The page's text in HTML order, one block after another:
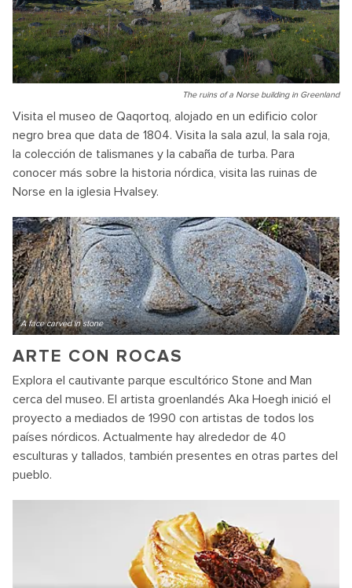
The ruins of a Norse building in Greenland
Visita el museo de Qaqortoq, alojado en un edificio color
negro brea que data de 1804. Visita la sala azul, la sala roja,
la colección de talismanes y la cabaña de turba. Para
conocer más sobre la historia nórdica, visita las ruinas de
Norse en la iglesia Hvalsey.
A face carved in stone
ARTE CON ROCAS
Explora el cautivante parque escultórico Stone and Man
cerca del museo. El artista groenlandés Aka Hoegh inició el
proyecto a mediados de 1990 con artistas de todos los
países nórdicos. Actualmente hay alrededor de 40
esculturas y tallados, también presentes en otras partes del
pueblo.